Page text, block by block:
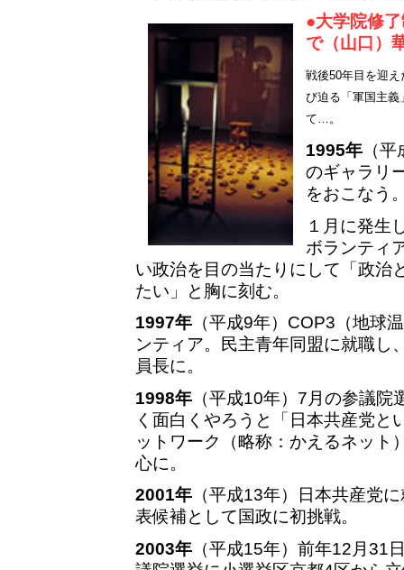
●大学院修
で（山口）
戦後50年目を迎
び迫る「軍国主義
て…。
1995年 （
のギャラリ
をおこなう
１月に発生
ボランティ
い政治を目の当たりにして「政治
たい」と胸に刻む。
1997年 （平成9年）COP3（地球
ンティア。民主青年同盟に就職し
員長に。
1998年 （平成10年）7月の参議
く面白くやろうと「日本共産党と
ットワーク（略称：かえるネット
心に。
2001年 （平成13年）日本共産党
表候補として国政に初挑戦。
2003年 （平成15年）前年12月31